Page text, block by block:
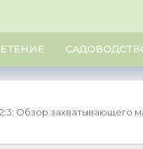
Обзор захватывающего